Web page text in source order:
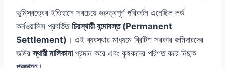
ভূমিস্বত্বের ইতিহাসে সবচেয়ে গুরুত্বপূর্ণ পরিবর্তন এনেছিল লর্ড
কর্নওয়ালিস প্রবর্তিত চিরস্থায়ী বন্দোবস্ত (Permanent
Settlement) । এই ব্যবস্থার মাধ্যমে ব্রিটিশ সরকার জমিদারদের
জমিরস্থায়ী মালিকানাপ্রদান করে এবং কৃষকদের পরিণত করে নিছক